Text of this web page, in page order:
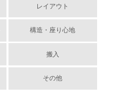
レイアウト
構造・座り心地
搬入
その他